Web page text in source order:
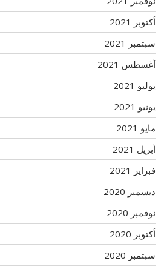
أكتوبر 2021
سبتمبر 2021
أغسطس 2021
يوليو 2021
يونيو 2021
مايو 2021
أبريل 2021
فبراير 2021
ديسمبر 2020
نوفمبر 2020
أكتوبر 2020
سبتمبر 2020